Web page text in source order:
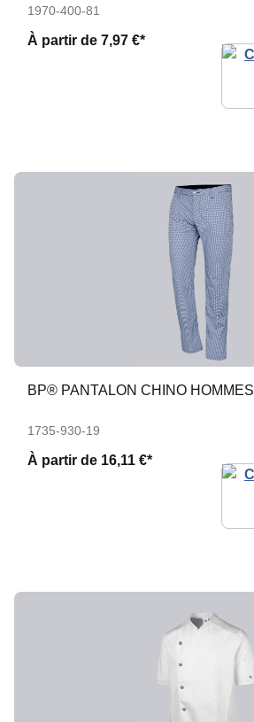
1970-400-81
À partir de 7,97 €*
BP® PANTALON CHINO HOMMES
1735-930-19
À partir de 16,11 €*